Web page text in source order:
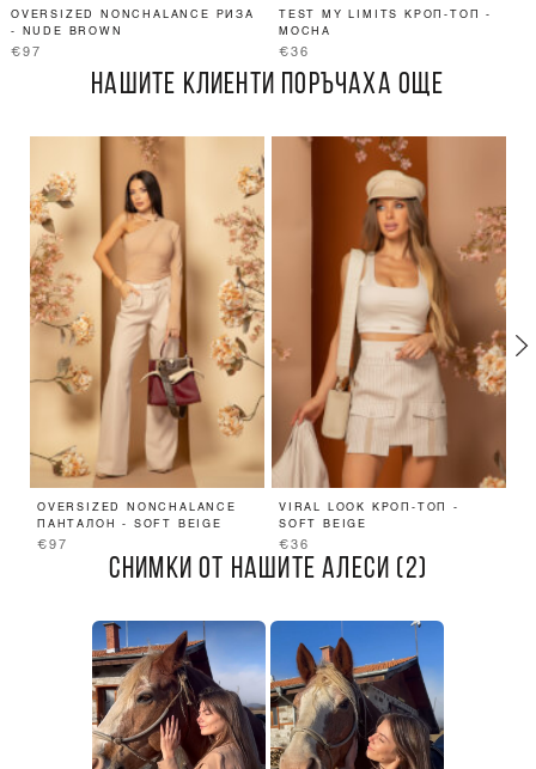
OVERSIZED NONCHALANCE РИЗА
- NUDE BROWN
€97
TEST MY LIMITS КРОП-ТОП -
MOCHA
€36
НАШИТЕ КЛИЕНТИ ПОРЪЧАХА ОЩЕ
OVERSIZED NONCHALANCE
ПАНТАЛОН - SOFT BEIGE
€97
VIRAL LOOK КРОП-ТОП -
SOFT BEIGE
€36
СНИМКИ ОТ НАШИТЕ АЛЕСИ (2)